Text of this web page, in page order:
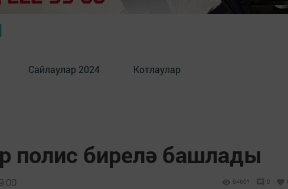
Сайлаулар 2024 Котлаулар
полис бирелә башлады
64601 0